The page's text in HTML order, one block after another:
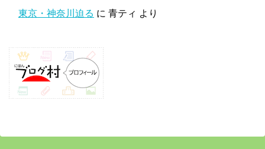
東京・神奈川迫る に 青ティ より